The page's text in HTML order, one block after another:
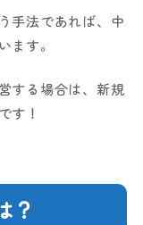
手法であれば、中
ます。
する場合は、新規
す！
？